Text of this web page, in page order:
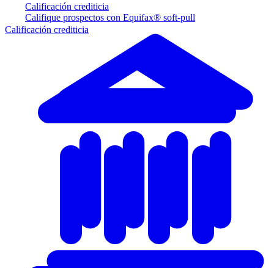
Calificación crediticia
Califique prospectos con Equifax® soft-pull
Calificación crediticia